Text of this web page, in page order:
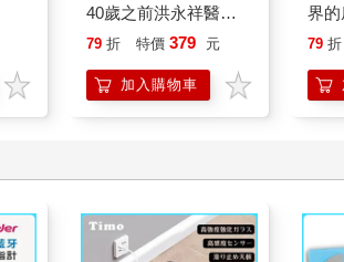
40歲之前洪永祥醫師
就告訴我這些事
79 折 特價 379 元
加入購物車
界
79 折